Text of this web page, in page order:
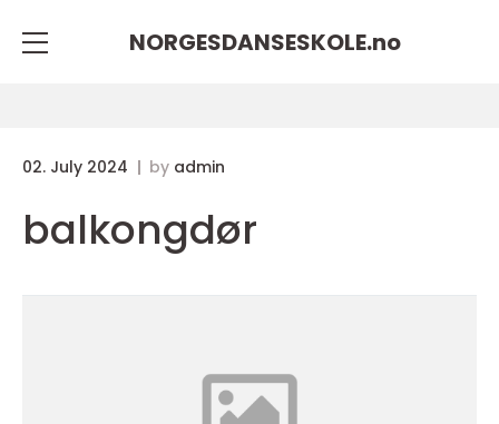
NORGESDANSESKOLE.no
02. July 2024 by admin
balkongdør